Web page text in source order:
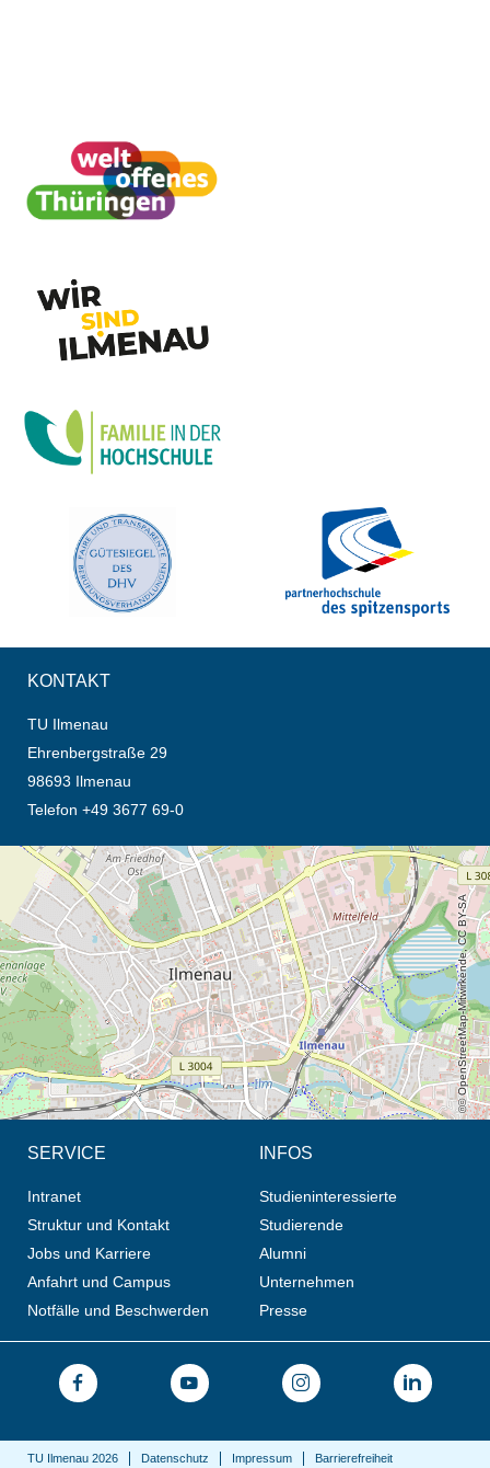
KONTAKT
TU Ilmenau
Ehrenbergstraße 29
98693 Ilmenau
Telefon +49 3677 69-0
Öffnet die Anfahrtsbeschreibung in neuem Tab (Karte)
© OpenStreetMap-Mitwirkende, CC BY-SA
SERVICE
Intranet
Struktur und Kontakt
Jobs und Karriere
Anfahrt und Campus
Notfälle und Beschwerden
INFOS
Studieninteressierte
Studierende
Alumni
Unternehmen
Presse
TU Ilmenau 2026 Datenschutz Impressum Barrierefreiheit